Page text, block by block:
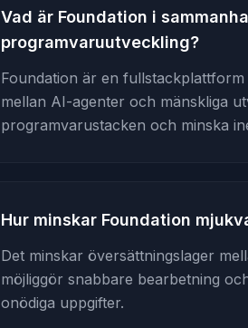
Vad är Foundation i
programvaruutveckling?
Foundation är en
mellan AI-agenter och mänskliga
programvarustacken och minska
Hur minskar Foundation
Det minskar översättningslager
möjliggör snabbare bearbetning
onödiga uppgifter.